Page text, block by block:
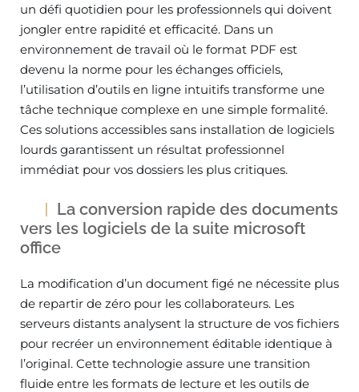
un défi quotidien pour les professionnels qui doivent
jongler entre rapidité et efficacité. Dans un
environnement de travail où le format PDF est
devenu la norme pour les échanges officiels,
l’utilisation d’outils en ligne intuitifs transforme une
tâche technique complexe en une simple formalité.
Ces solutions accessibles sans installation de logiciels
lourds garantissent un résultat professionnel
immédiat pour vos dossiers les plus critiques.
La conversion rapide des documents
vers les logiciels de la suite microsoft
office
La modification d’un document figé ne nécessite plus
de repartir de zéro pour les collaborateurs. Les
serveurs distants analysent la structure de vos fichiers
pour recréer un environnement éditable identique à
l’original. Cette technologie assure une transition
fluide entre les formats de lecture et les outils de